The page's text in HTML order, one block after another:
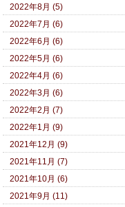
2022年8月 (5)
2022年7月 (6)
2022年6月 (6)
2022年5月 (6)
2022年4月 (6)
2022年3月 (6)
2022年2月 (7)
2022年1月 (9)
2021年12月 (9)
2021年11月 (7)
2021年10月 (6)
2021年9月 (11)